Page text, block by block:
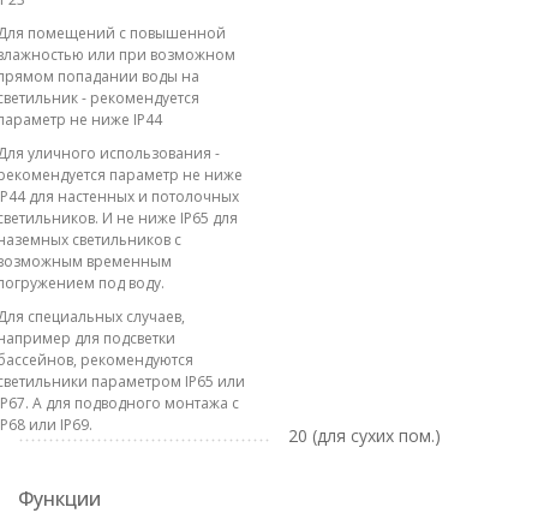
помещений с повышенной
или при возможном
попадании воды на
- рекомендуется
не ниже IP44
уличного использования -
параметр не ниже
для настенных и потолочных
И не ниже IP65 для
светильников с
временным
под воду.
специальных случаев,
для подсветки
рекомендуются
параметром IP65 или
А для подводного монтажа с
или IP69.
20 (для сухих пом.)
Функции